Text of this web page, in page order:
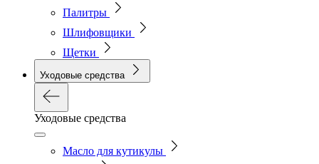
Палитры
Шлифовщики
Щетки
Уходовые средства
Уходовые средства
Масло для кутикулы